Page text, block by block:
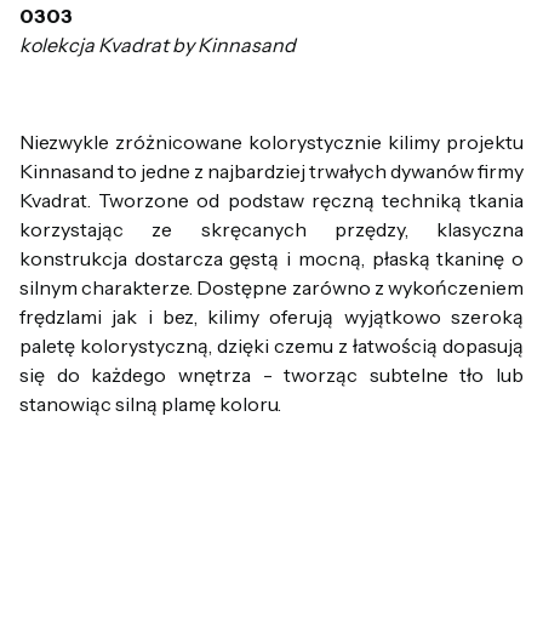
0303
kolekcja Kvadrat by Kinnasand
Niezwykle zróżnicowane kolorystycznie kilimy projektu
Kinnasand to jedne z najbardziej trwałych dywanów firmy
Kvadrat. Tworzone od podstaw ręczną techniką tkania
korzystając ze skręcanych przędzy, klasyczna
konstrukcja dostarcza gęstą i mocną, płaską tkaninę o
silnym charakterze. Dostępne zarówno z wykończeniem
frędzlami jak i bez, kilimy oferują wyjątkowo szeroką
paletę kolorystyczną, dzięki czemu z łatwością dopasują
się do każdego wnętrza - tworząc subtelne tło lub
stanowiąc silną plamę koloru.